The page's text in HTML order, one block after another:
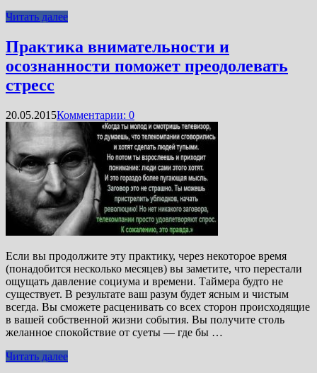
Читать далее
Практика внимательности и
осознанности поможет преодолевать
стресс
20.05.2015Комментарии: 0
Если вы продолжите эту практику, через некоторое время
(понадобится несколько месяцев) вы заметите, что перестали
ощущать давление социума и времени. Таймера будто не
существует. В результате ваш разум будет ясным и чистым
всегда. Вы сможете расценивать со всех сторон происходящие
в вашей собственной жизни события. Вы получите столь
желанное спокойствие от суеты — где бы …
Читать далее